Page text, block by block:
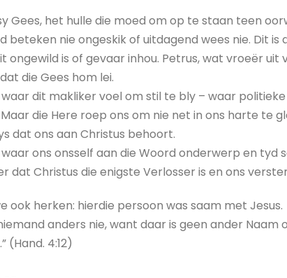
Gees, het hulle die moed om op te staan teen
beteken nie ongeskik of uitdagend wees nie. Dit
ongewild is of gevaar inhou. Petrus, wat vroeër uit
die Gees hom lei.
waar dit makliker voel om stil te bly – waar
die Here roep ons om nie net in ons harte te
dat ons aan Christus behoort.
ons onsself aan die Woord onderwerp en tyd
dat Christus die enigste Verlosser is en ons
ook herken: hierdie persoon was saam met Jesus.
anders nie, want daar is geen ander
(Hand. 4:12)